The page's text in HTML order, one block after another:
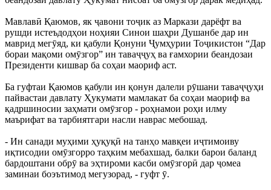
Мавлавӣ Қаюмов, як ҷавони тоҷик аз Маркази дарёфт ва
рушди истеъдодҳои ноҳияи Синои шаҳри Душанбе дар ин
маврид мегӯяд, ки қабули Қонуни Ҷумҳурии Тоҷикистон “Дар
бораи мақоми омӯзгор” ин таваҷҷуҳ ва ғамхории беандозаи
Президенти кишвар ба соҳаи маориф аст.
Ба гуфтаи Қаюмов қабули ин қонун далели рӯшани таваҷҷуҳи
пайвастаи давлату Ҳукумати мамлакат ба соҳаи маориф ва
қадршиносии заҳмати омӯзгор - роҳнамои роҳи илму
маърифат ва тарбиятгари насли наврас мебошад.
- Ин санади муҳими ҳуқуқӣ на танҳо мавқеи иҷтимоиву
иқтисодии омӯзгорро таҳким мебахшад, балки барои баланд
бардоштани обрӯ ва эҳтироми касби омӯзгорӣ дар ҷомеа
заминаи боэътимод мегузорад, - гуфт ӯ.